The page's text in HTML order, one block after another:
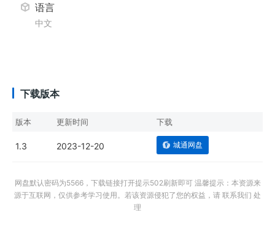
语言
中文
下载版本
版本 更新时间 下载
1.3 2023-12-20 城通网盘
网盘默认密码为5566，下载链接打开提示502刷新即可 温馨提示：本资源来
源于互联网，仅供参考学习使用。若该资源侵犯了您的权益，请 联系我们 处
理